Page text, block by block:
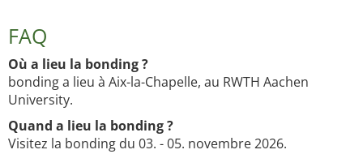
FAQ
Où a lieu la bonding ?
bonding a lieu à Aix-la-Chapelle, au RWTH Aachen
University.
Quand a lieu la bonding ?
Visitez la bonding du 03. - 05. novembre 2026.